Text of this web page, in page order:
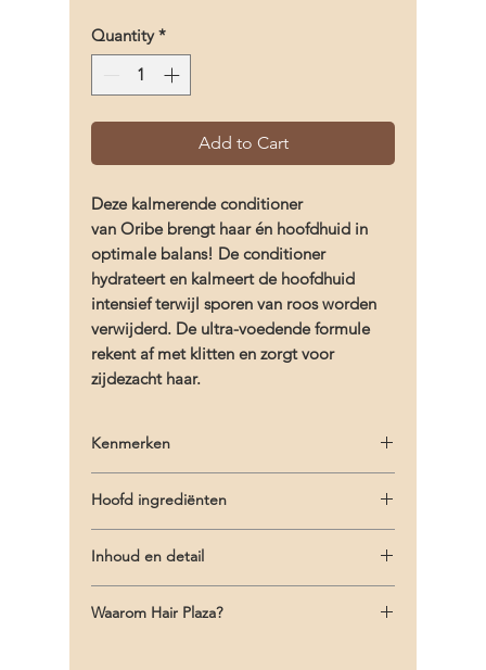
Quantity *
Add to Cart
Deze kalmerende conditioner
van Oribe brengt haar én hoofdhuid in
optimale balans! De conditioner
hydrateert en kalmeert de hoofdhuid
intensief terwijl sporen van roos worden
verwijderd. De ultra-voedende formule
rekent af met klitten en zorgt voor
zijdezacht haar.
Kenmerken
- Zorgt voor een gezonde vochtbalans
- Ontklit het haar terwijl de elasticiteit wordt
versterkt en hersteld
- Veilig voor gekleurd haar, natuurlijke UV-
Hoofd ingrediënten
lychee en Edelwess bloem extracten)
beschermen het haar tegen oxidatieve
stress, veroudering en de afbraak van
Inhoud en detail
Aqua/Water/Eau, Behentrimonium Chloride,
Waarom Hair Plaza?